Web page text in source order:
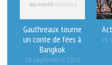
Gauthreaux tourne
un conte de fées à
Bangkok
28 septembre 2023
25